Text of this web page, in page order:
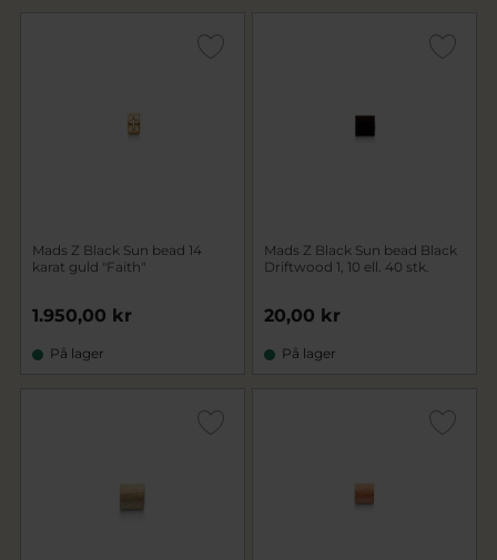
Mads Z Black Sun bead 14
karat guld "Faith"
1.950,00 kr
På lager
Mads Z Black Sun bead Black
Driftwood 1, 10 ell. 40 stk.
20,00 kr
På lager